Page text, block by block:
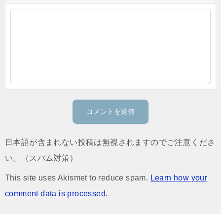
日本語が含まれない投稿は無視されますのでご注意くださ
い。（スパム対策）
This site uses Akismet to reduce spam. Learn how your
comment data is processed.